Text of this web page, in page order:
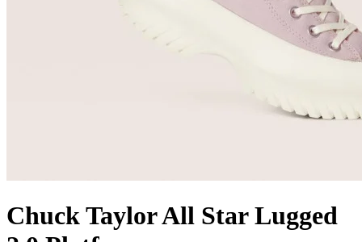
Chuck Taylor All Star Lugged